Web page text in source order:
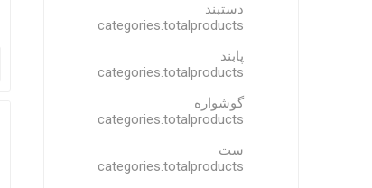
دستبند
categories.totalproducts
پابند
categories.totalproducts
گوشواره
categories.totalproducts
ست
categories.totalproducts